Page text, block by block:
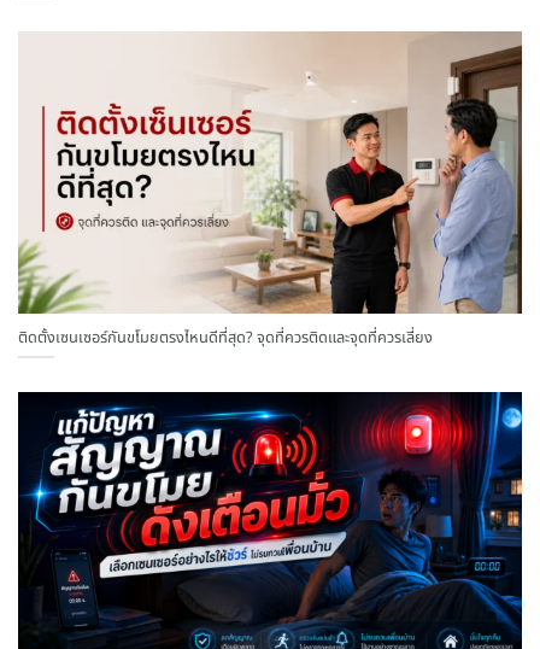
ติดตั้งเซนเซอร์กันขโมยตรงไหนดีที่สุด? จุดที่ควรติดและจุดที่ควรเลี่ยง